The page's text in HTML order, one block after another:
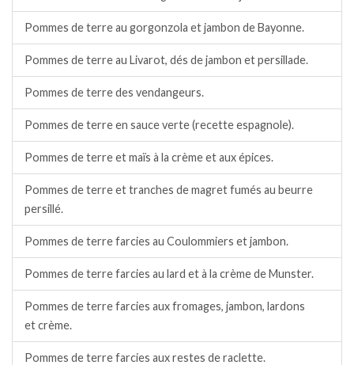
Pommes de terre au gorgonzola et jambon de Bayonne.
Pommes de terre au Livarot, dés de jambon et persillade.
Pommes de terre des vendangeurs.
Pommes de terre en sauce verte (recette espagnole).
Pommes de terre et maïs à la crème et aux épices.
Pommes de terre et tranches de magret fumés au beurre
persillé.
Pommes de terre farcies au Coulommiers et jambon.
Pommes de terre farcies au lard et à la crème de Munster.
Pommes de terre farcies aux fromages, jambon, lardons
et crème.
Pommes de terre farcies aux restes de raclette.